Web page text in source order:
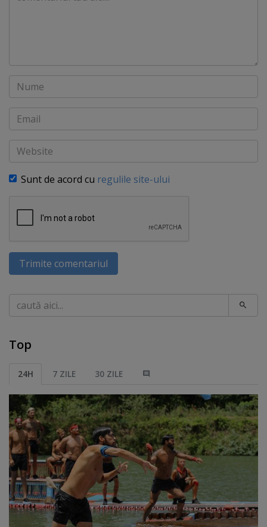
Nume
Email
Website
Sunt de acord cu regulile site-ului
Trimite comentariul
Caută
Top
24H 7 ZILE 30 ZILE